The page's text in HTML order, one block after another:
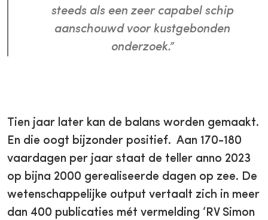
steeds als een zeer capabel schip
aanschouwd voor kustgebonden
onderzoek.”
Tien jaar later kan de balans worden gemaakt.
En die oogt bijzonder positief. Aan 170-180
vaardagen per jaar staat de teller anno 2023
op bijna 2000 gerealiseerde dagen op zee. De
wetenschappelijke output vertaalt zich in meer
dan 400 publicaties mét vermelding ‘RV Simon